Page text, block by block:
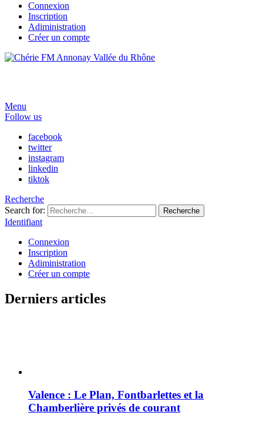
Connexion
Inscription
Adiministration
Créer un compte
Menu
Follow us
facebook
twitter
instagram
linkedin
tiktok
Recherche
Search for:
Recherche
Identifiant
Connexion
Inscription
Adiministration
Créer un compte
Derniers articles
Valence : Le Plan, Fontbarlettes et la
Chamberlière privés de courant